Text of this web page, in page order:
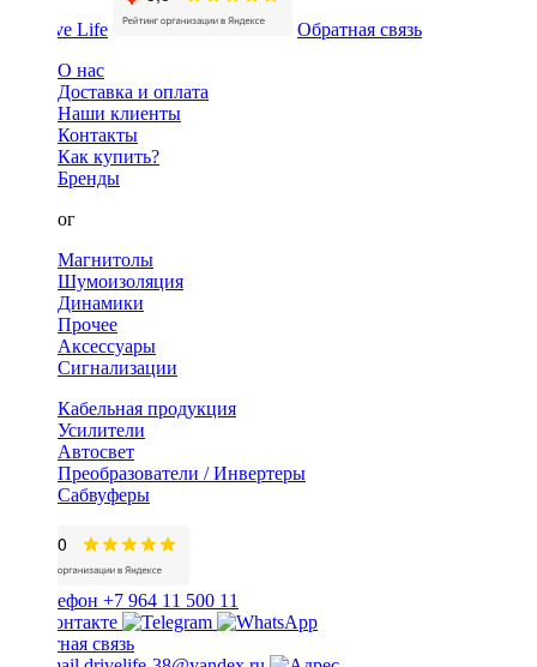
Обратная связь
О нас
Доставка и оплата
Наши клиенты
Контакты
Как купить?
Бренды
Каталог
Магнитолы
Шумоизоляция
Динамики
Прочее
Аксессуары
Сигнализации
Кабельная продукция
Усилители
Автосвет
Преобразователи / Инвертеры
Сабвуферы
+7 964 11 500 11
Обратная связь